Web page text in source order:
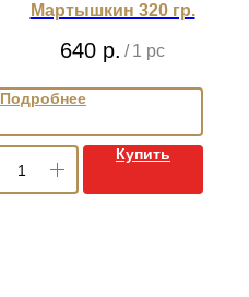
Мартышкин 320 гр.
640 р. / 1 pc
Подробнее
Купить